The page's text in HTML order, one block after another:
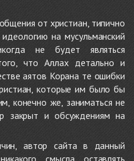
от христиан, типично
на мусульманский
не будет являться
что Аллах детально и
аятов Корана те ошибки
которые им было бы
конечно же, заниматься не
закрыт и обсуждениям на
автор сайта в данный